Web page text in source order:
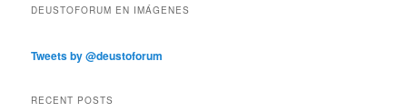
DEUSTOFORUM EN IMÁGENES
Tweets by @deustoforum
RECENT POSTS